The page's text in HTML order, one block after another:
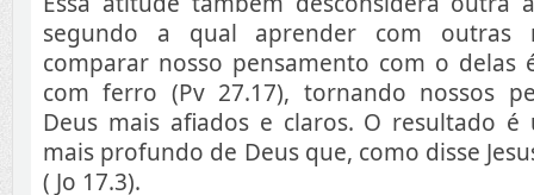
segundo a qual aprender com outras
comparar nosso pensamento com o delas
com ferro (Pv 27.17), tornando nossos
Deus mais afiados e claros. O resultado é
mais profundo de Deus que, como disse
( Jo 17.3).